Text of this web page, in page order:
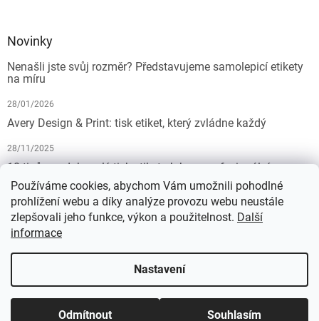
Používáme cookies, abychom Vám umožnili pohodlné
prohlížení webu a díky analýze provozu webu neustále
zlepšovali jeho funkce, výkon a použitelnost. Další
informace
Nastavení
Odmítnout Souhlasím
Novinky
Nenašli jste svůj rozměr? Představujeme samolepicí etikety
na míru
28/01/2026
Avery Design & Print: tisk etiket, který zvládne každý
28/11/2025
10 tipů pro dokonalý tisk etiket: Jak na profesionální
výsledek bez starostí
19/07/2025
KALEDA, a.s. | etikety-stitky.cz